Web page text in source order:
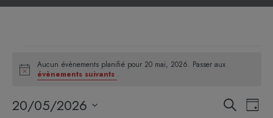
Notice
Aucun évènements planifié pour 20 mai, 2026. Passer aux
évènements suivants .
Recherche
Jour
20/05/2026